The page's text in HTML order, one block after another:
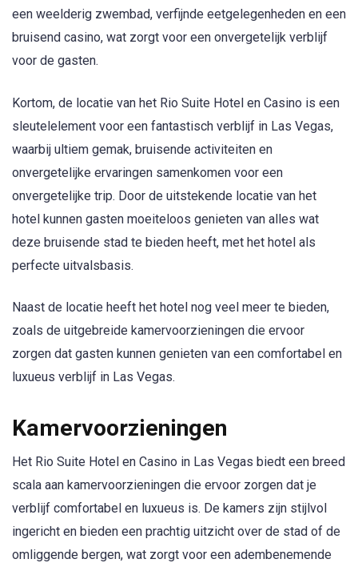
een weelderig zwembad, verfijnde eetgelegenheden en een
bruisend casino, wat zorgt voor een onvergetelijk verblijf
voor de gasten.
Kortom, de locatie van het Rio Suite Hotel en Casino is een
sleutelelement voor een fantastisch verblijf in Las Vegas,
waarbij ultiem gemak, bruisende activiteiten en
onvergetelijke ervaringen samenkomen voor een
onvergetelijke trip. Door de uitstekende locatie van het
hotel kunnen gasten moeiteloos genieten van alles wat
deze bruisende stad te bieden heeft, met het hotel als
perfecte uitvalsbasis.
Naast de locatie heeft het hotel nog veel meer te bieden,
zoals de uitgebreide kamervoorzieningen die ervoor
zorgen dat gasten kunnen genieten van een comfortabel en
luxueus verblijf in Las Vegas.
Kamervoorzieningen
Het Rio Suite Hotel en Casino in Las Vegas biedt een breed
scala aan kamervoorzieningen die ervoor zorgen dat je
verblijf comfortabel en luxueus is. De kamers zijn stijlvol
ingericht en bieden een prachtig uitzicht over de stad of de
omliggende bergen, wat zorgt voor een adembenemende